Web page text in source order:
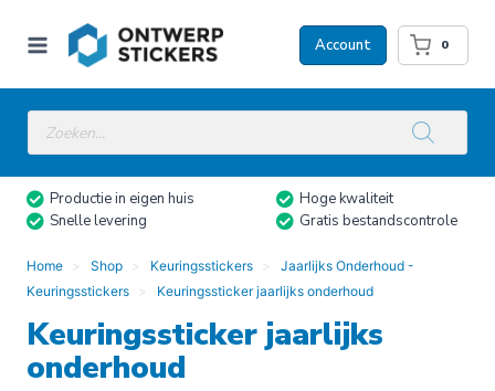
naar
Account 0
Producten
zoeken
Productie in eigen huis
Hoge kwaliteit
Snelle levering
Gratis bestandscontrole
Home Shop Keuringsstickers
Jaarlijks Onderhoud -
Keuringsstickers
Keuringssticker jaarlijks onderhoud
Keuringssticker jaarlijks
onderhoud